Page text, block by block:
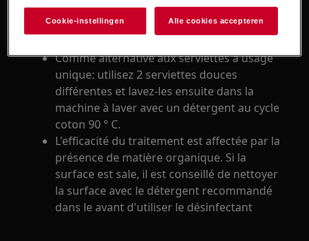
d'éthanol(70%). Évitez les désinfectants à
base de chlore. Utiliser uniquement dans
Comme alternative aux serviettes à usage
unique: utilisez 2 serviettes douces
différentes et lavez-les ensuite dans la
machine à laver avec un détergent au cycle
coton 90 ° C.
L'efficacité du traitement est affectée par la
présence de matière organique. Si la
surface est sale, il est conseillé de nettoyer
la surface avec le détergent recommandé
dans le avant d'utiliser le désinfectant
Cookie-instellingen Alle cookies accepteren